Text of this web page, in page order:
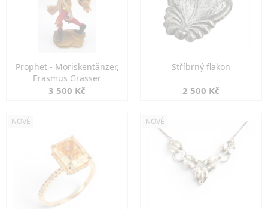
Prophet - Moriskentänzer,
Erasmus Grasser
3 500 Kč
Stříbrný flakon
2 500 Kč
NOVÉ NOVÉ